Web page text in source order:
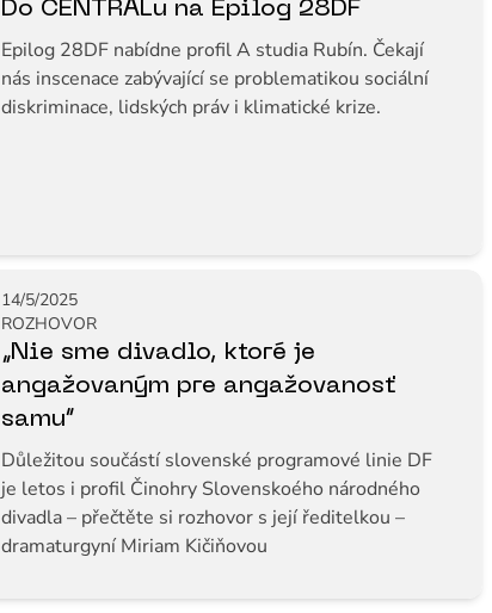
Do CENTRALu na Epilog 28DF
Epilog 28DF nabídne profil A studia Rubín. Čekají
nás inscenace zabývající se problematikou sociální
diskriminace, lidských práv i klimatické krize.
14/5/2025
ROZHOVOR
„Nie sme divadlo, ktoré je
angažovaným pre angažovanosť
samu“
Důležitou součástí slovenské programové linie DF
je letos i profil Činohry Slovenskoého národného
divadla – přečtěte si rozhovor s její ředitelkou –
dramaturgyní Miriam Kičiňovou